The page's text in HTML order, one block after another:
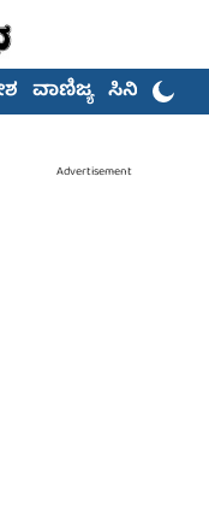
ವಾಣಿಜ್ಯ ಸಿನಿಮಾ
Advertisement